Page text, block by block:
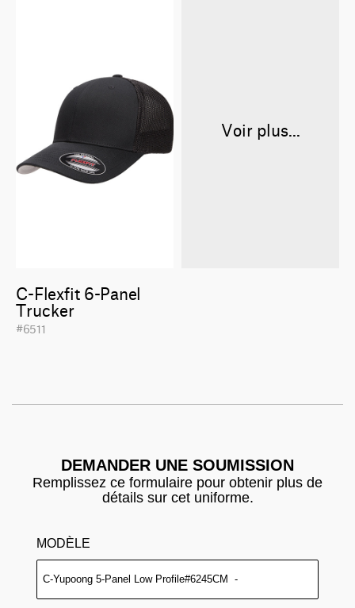
C-Flexfit 6-Panel
Trucker
#6511
Voir plus...
DEMANDER UNE SOUMISSION
Remplissez ce formulaire pour obtenir plus de
détails sur cet uniforme.
MODÈLE